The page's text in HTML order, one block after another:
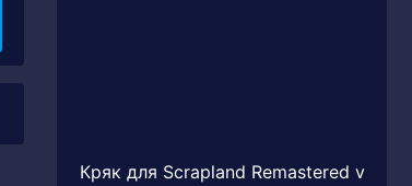
Кряк для Scrapland Remastered v